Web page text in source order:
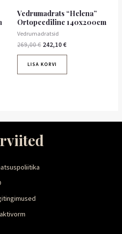
Vedrumadrats “Helena”
Ortopeediline 140x200cm
Vedrumadratsid
269,00€ 242,10€
LISA KORVI